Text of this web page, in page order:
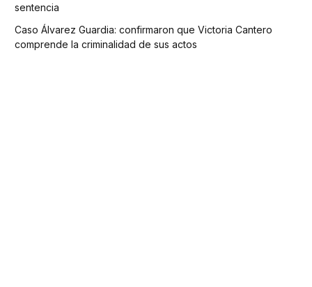
sentencia
Caso Álvarez Guardia: confirmaron que Victoria Cantero
comprende la criminalidad de sus actos